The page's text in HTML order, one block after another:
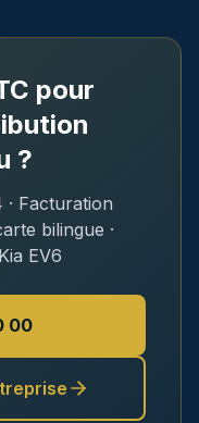
pour
?
Facturation
bilingue ·
EV6
00